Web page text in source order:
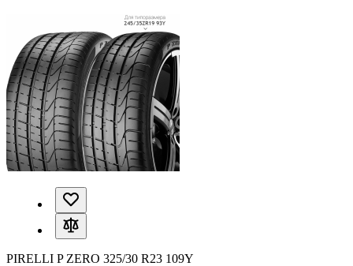
PIRELLI P ZERO 325/30 R23 109Y